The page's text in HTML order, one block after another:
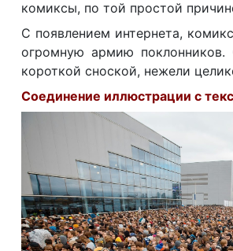
комиксы, по той простой
С появлением интернета,
огромную армию поклонников.
короткой сноской, нежели
Соединение иллюстрации с